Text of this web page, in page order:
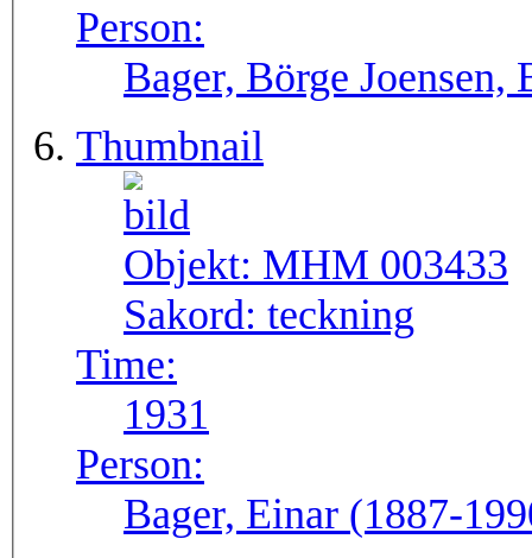
Person:
Bager, Börge
Thumbnail
Objekt: MHM 003433
Sakord: teckning
Time:
1931
Person:
Bager, Einar (1887-